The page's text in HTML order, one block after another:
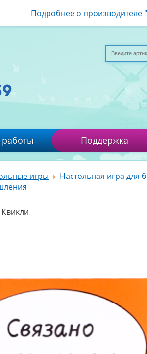
Подробнее о производителе
работы Поддержка
игры
Настольная игра для